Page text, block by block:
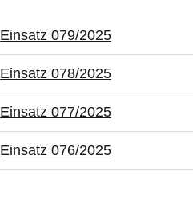
Einsatz 079/2025
Einsatz 078/2025
Einsatz 077/2025
Einsatz 076/2025